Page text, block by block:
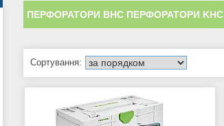
ПЕРФОРАТОРИ BHC ПЕРФОРАТОРИ KHC